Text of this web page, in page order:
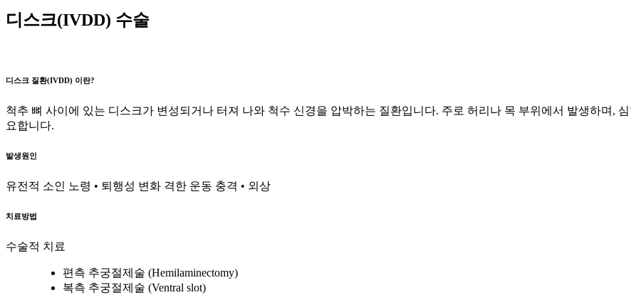
디스크(IVDD) 수술
디스크 질환(IVDD) 이란?
척추 뼈 사이에 있는 디스크가 변성되거나 터져 나와 척수 신경을 압박하는 질환입니다. 주로 허리나 목 부위에서 발생하며,
요합니다.
발생원인
유전적 소인 노령 • 퇴행성 변화 격한 운동 충격 • 외상
치료방법
수술적 치료
편측 추궁절제술 (Hemilaminectomy)
복측 추궁절제술 (Ventral slot)